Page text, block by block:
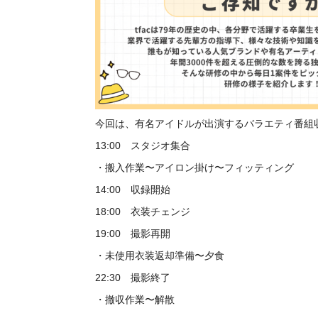
今回は、有名アイドルが出演するバラエティ番組
13:00 スタジオ集合
・搬入作業〜アイロン掛け〜フィッティング
14:00 収録開始
18:00 衣装チェンジ
19:00 撮影再開
・未使用衣装返却準備〜夕食
22:30 撮影終了
・撤収作業〜解散